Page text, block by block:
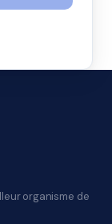
organisme de